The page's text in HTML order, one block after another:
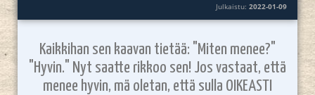
Julkaistu:2022-01-09
Kaikkihan sen kaavan tietää: "Miten menee?"
"Hyvin." Nyt saatte rikkoo sen! Jos vastaat, että
menee hyvin, mä oletan, että sulla OIKEASTI